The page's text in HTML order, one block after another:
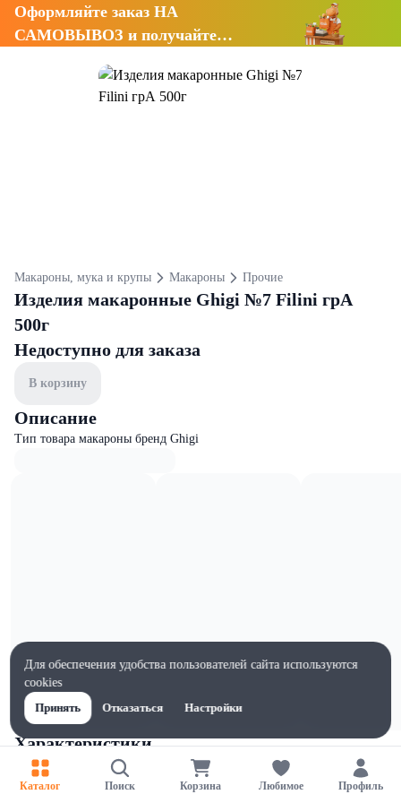
Оформляйте заказ НА
САМОВЫВОЗ и получайте
Макароны, мука и крупы Макароны Прочие
Изделия макаронные Ghigi №7 Filini грА
500г
Недоступно для заказа
В корзину
Описание
Тип товара макароны бренд Ghigi
Характеристики
Ширина, мм
90
Каталог Поиск Корзина Любимое Профиль
Для обеспечения удобства пользователей сайта используются
cookies
Принять
Отказаться Настройки